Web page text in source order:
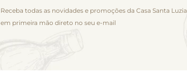
Receba todas as novidades e promoções da Casa Santa Luzia
em primeira mão direto no seu e-mail